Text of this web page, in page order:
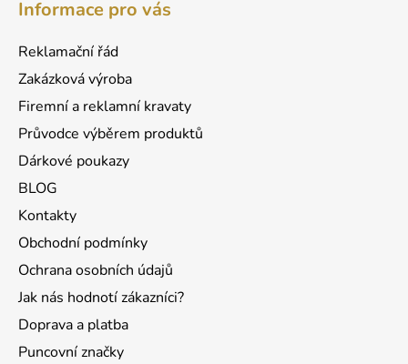
Informace pro vás
Reklamační řád
Zakázková výroba
Firemní a reklamní kravaty
Průvodce výběrem produktů
Dárkové poukazy
BLOG
Kontakty
Obchodní podmínky
Ochrana osobních údajů
Jak nás hodnotí zákazníci?
Doprava a platba
Puncovní značky